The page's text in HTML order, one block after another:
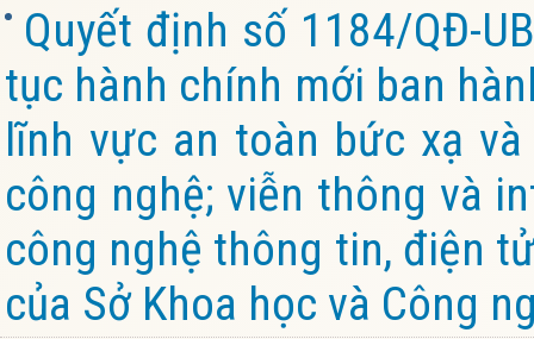
Quyết định số 1184/QĐ-
tục hành chính mới ban
lĩnh vực an toàn bức xạ
công nghệ; viễn thông và
công nghệ thông tin, điện
của Sở Khoa học và Công